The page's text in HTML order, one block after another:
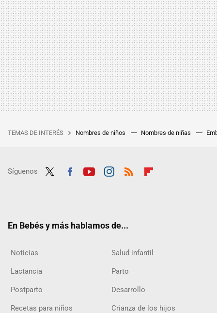
TEMAS DE INTERÉS Nombres de niños Nombres de niñas
Síguenos
En Bebés y más hablamos de...
Noticias Salud infantil
Lactancia Parto
Postparto Desarrollo
Recetas para niños Crianza de los hijos